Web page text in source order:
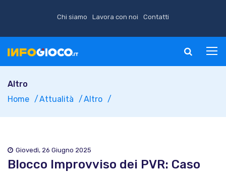
Chi siamo Lavora con noi Contatti
Altro
Home
Attualità Altro
Giovedì, 26 Giugno 2025
Blocco Improvviso dei PVR: Caso